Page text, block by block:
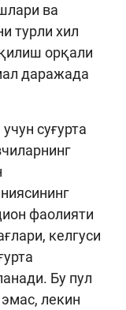
ва
турли хил
орқали
даражада
суғурта
фаолияти
келгуси
Бу пул
лекин